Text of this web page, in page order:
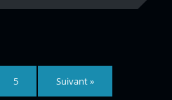
5 Suivant »